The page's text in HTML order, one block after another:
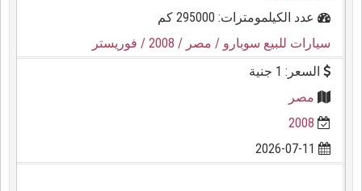
عدد الكيلمومترات: 295000 كم
سيارات للبيع سوبارو / مصر / 2008
/ فوريستر
السعر: 1 جنية
مصر
2008